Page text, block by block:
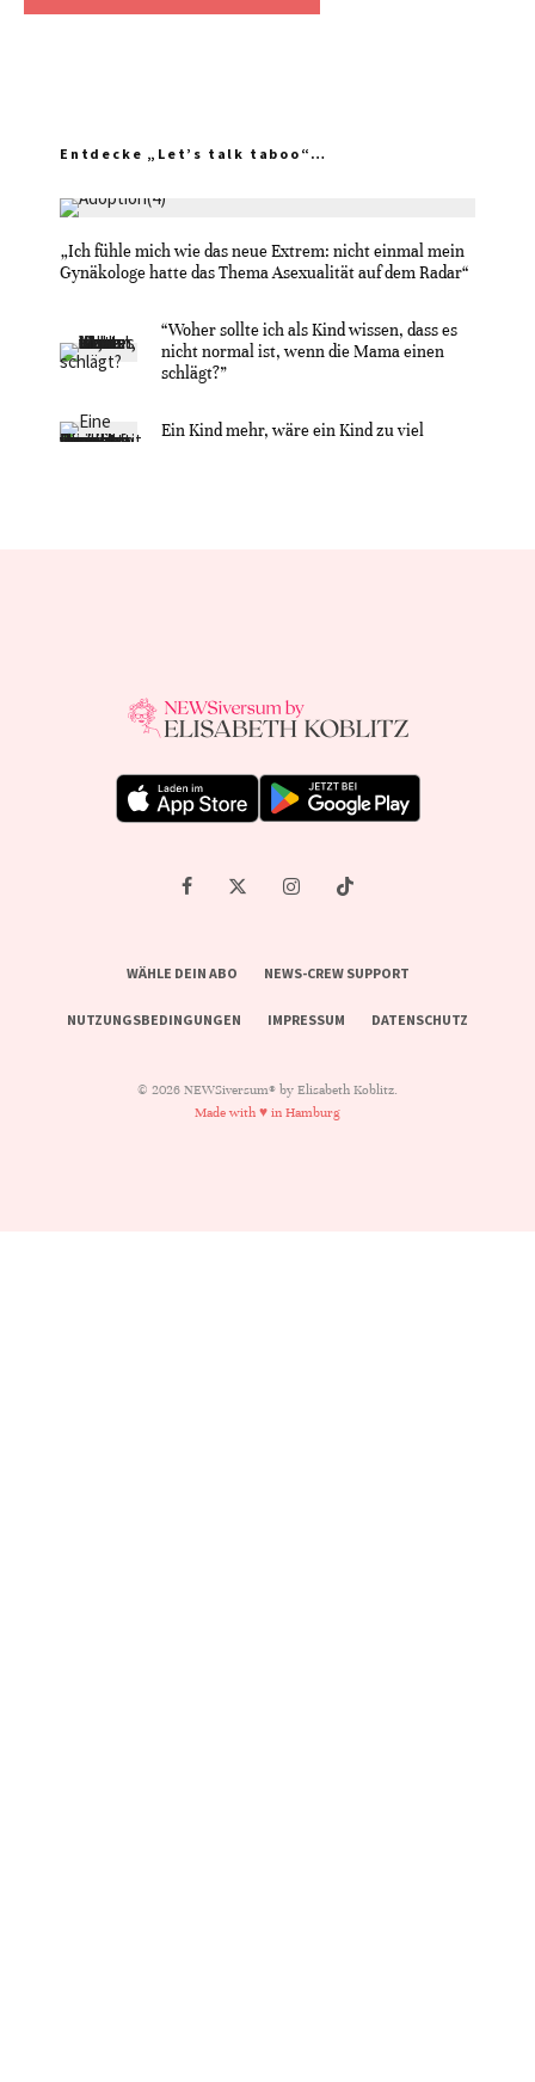
Entdecke „Let’s talk taboo“…
„Ich fühle mich wie das neue Extrem: nicht einmal mein
Gynäkologe hatte das Thema Asexualität auf dem Radar“
“Woher sollte ich als Kind wissen, dass es
nicht normal ist, wenn die Mama einen
schlägt?”
Ein Kind mehr, wäre ein Kind zu viel
WÄHLE DEIN ABO NEWS-CREW SUPPORT
NUTZUNGSBEDINGUNGEN IMPRESSUM DATENSCHUTZ
© 2026 NEWSiversum® by Elisabeth Koblitz.
Made with ♥ in Hamburg